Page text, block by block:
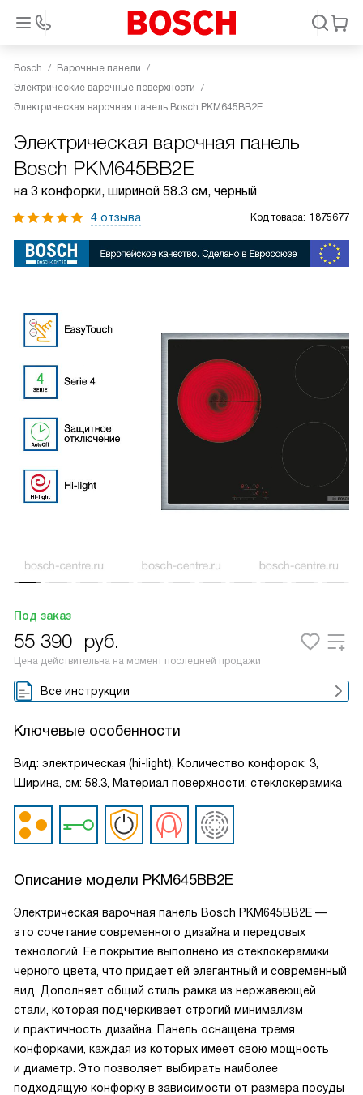
Bosch
Варочные панели
Электрические варочные поверхности
Электрическая варочная панель Bosch PKM645BB2E
Электрическая варочная панель
Bosch PKM645BB2E
на 3 конфорки, шириной 58.3 см, черный
4 отзыва Код товара: 1875677
Под заказ
55 390 руб.
Цена действительна на момент последней продажи
Все инструкции
Ключевые особенности
Вид: электрическая (hi-light), Количество конфорок: 3,
Ширина, см: 58.3, Материал поверхности: стеклокерамика
Описание модели PKM645BB2E
Электрическая варочная панель Bosch PKM645BB2E —
это сочетание современного дизайна и передовых
технологий. Ее покрытие выполнено из стеклокерамики
черного цвета, что придает ей элегантный и современный
вид. Дополняет общий стиль рамка из нержавеющей
стали, которая подчеркивает строгий минимализм
и практичность дизайна. Панель оснащена тремя
конфорками, каждая из которых имеет свою мощность
и диаметр. Это позволяет выбирать наиболее
подходящую конфорку в зависимости от размера посуды